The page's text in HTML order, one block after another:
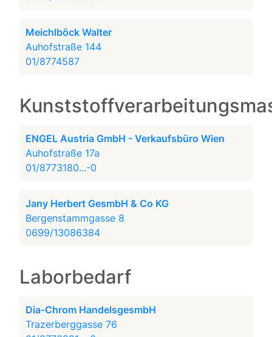
Meichlböck Walter
Auhofstraße 144
01/8774587
ENGEL Austria GmbH - Verkaufsbüro Wien
Auhofstraße 17a
01/8773180...-0
Jany Herbert GesmbH & Co KG
Bergenstammgasse 8
0699/13086384
Laborbedarf
Dia-Chrom HandelsgesmbH
Trazerberggasse 76